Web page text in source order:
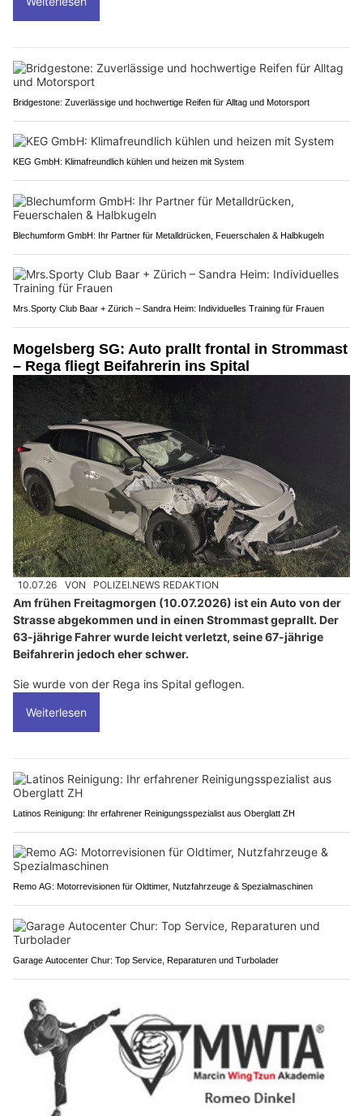
Bridgestone: Zuverlässige und hochwertige Reifen für Alltag und Motorsport
KEG GmbH: Klimafreundlich kühlen und heizen mit System
Blechumform GmbH: Ihr Partner für Metalldrücken, Feuerschalen & Halbkugeln
Mrs.Sporty Club Baar + Zürich – Sandra Heim: Individuelles Training für Frauen
Mogelsberg SG: Auto prallt frontal in Strommast
– Rega fliegt Beifahrerin ins Spital
10.07.26 VON POLIZEI.NEWS REDAKTION
Am frühen Freitagmorgen (10.07.2026) ist ein Auto von der
Strasse abgekommen und in einen Strommast geprallt. Der
63-jährige Fahrer wurde leicht verletzt, seine 67-jährige
Beifahrerin jedoch eher schwer.
Sie wurde von der Rega ins Spital geflogen.
Weiterlesen
Latinos Reinigung: Ihr erfahrener Reinigungsspezialist aus Oberglatt ZH
Remo AG: Motorrevisionen für Oldtimer, Nutzfahrzeuge & Spezialmaschinen
Garage Autocenter Chur: Top Service, Reparaturen und Turbolader